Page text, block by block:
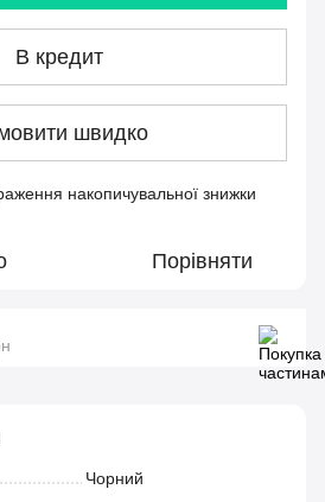
В кредит
швидко
накопичувальної знижки
Порівняти
Чорний